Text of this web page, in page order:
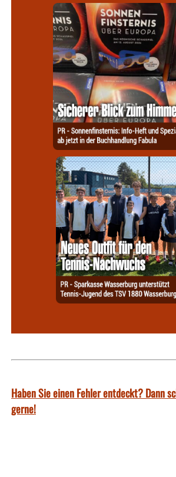
Haben Sie einen Fehler entdeckt? Dann
gerne!